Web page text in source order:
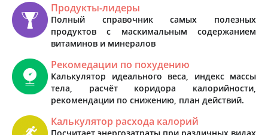
Продукты-лидеры
Полный справочник самых полезных
продуктов с маскимальным содержанием
витаминов и минералов
Рекомедации по похудению
Калькулятор идеального веса, индекс массы
тела, расчёт коридора калорийности,
рекомендации по снижению, план действий.
Калькулятор расхода калорий